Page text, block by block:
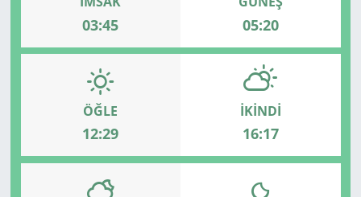
03:45 05:20
ÖĞLE
12:29
İKINDI
16:17